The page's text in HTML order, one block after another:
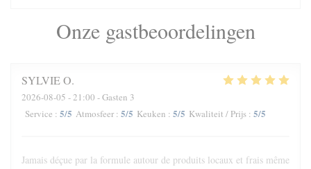
Onze gastbeoordelingen
SYLVIEO
2026-08-05 - 21:00 - Gasten 3
Service : 5/5 Atmosfeer : 5/5 Keuken : 5/5 Kwaliteit / Prijs : 5/5
Jamais déçue par la formule autour de produits locaux et frais même